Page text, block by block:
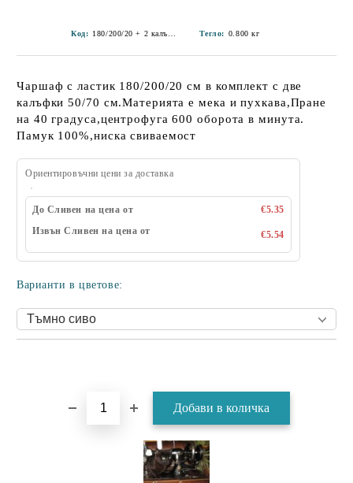
Код: Тегло: 0.800 кг
Чаршаф с ластик 180/200/20 см в комплект с две
калъфки 50/70 см.Материята е мека и пухкава,Пране
на 40 градуса,центрофуга 600 оборота в минута.
Памук 100%,ниска свиваемост
Ориентировъчни цени за доставка
До Сливен на цена от
€5.35
Извън Сливен на цена от
€5.54
Варианти в цветове: